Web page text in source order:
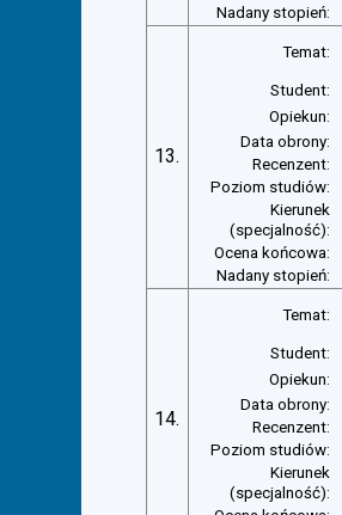
Nadany stopień:
13.
Temat:
Student:
Opiekun:
Data obrony:
Recenzent:
Poziom studiów:
Kierunek
(specjalność):
Ocena końcowa:
Nadany stopień:
14.
Temat:
Student:
Opiekun:
Data obrony:
Recenzent:
Poziom studiów:
Kierunek
(specjalność):